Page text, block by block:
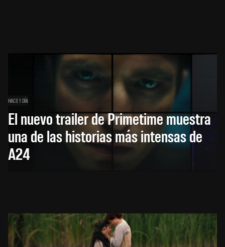
HACE 1 DÍA
El nuevo trailer de Primetime muestra
una de las historias más intensas de
A24